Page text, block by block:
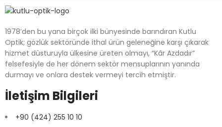
1978’den bu yana birçok ilki bünyesinde barındıran Kutlu
Optik; gözlük sektöründe ithal ürün geleneğine karşı çıkarak
hizmet düsturuyla ülkesine üreten olmayı, “Kâr Azdadır”
felsefesiyle de her dönem sektör mensuplarının yanında
durmayı ve onlara destek vermeyi tercih etmiştir.
İletişim Bilgileri
+90 (424) 255 10 10